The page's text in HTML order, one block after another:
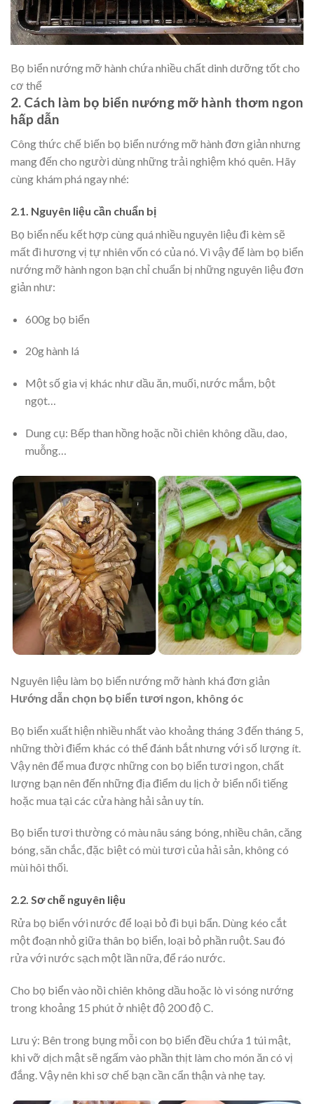
Bọ biển nướng mỡ hành chứa nhiều chất dinh dưỡng tốt cho
cơ thể
2. Cách làm bọ biển nướng mỡ hành thơm ngon
hấp dẫn
Công thức chế biến bọ biển nướng mỡ hành đơn giản nhưng
mang đến cho người dùng những trải nghiệm khó quên. Hãy
cùng khám phá ngay nhé:
2.1. Nguyên liệu cần chuẩn bị
Bọ biển nếu kết hợp cùng quá nhiều nguyên liệu đi kèm sẽ
mất đi hương vị tự nhiên vốn có của nó. Vì vậy để làm bọ biển
nướng mỡ hành ngon bạn chỉ chuẩn bị những nguyên liệu đơn
giản như:
600g bọ biển
20g hành lá
Một số gia vị khác như dầu ăn, muối, nước mắm, bột
ngọt…
Dung cụ: Bếp than hồng hoặc nồi chiên không dầu, dao,
muỗng…
Nguyên liệu làm bọ biển nướng mỡ hành khá đơn giản
Hướng dẫn chọn bọ biển tươi ngon, không óc
Bọ biển xuất hiện nhiều nhất vào khoảng tháng 3 đến tháng 5,
những thời điểm khác có thể đánh bắt nhưng với số lượng ít.
Vậy nên để mua được những con bọ biển tươi ngon, chất
lượng bạn nên đến những địa điểm du lịch ở biển nổi tiếng
hoặc mua tại các cửa hàng hải sản uy tín.
Bọ biển tươi thường có màu nâu sáng bóng, nhiều chân, căng
bóng, săn chắc, đặc biệt có mùi tươi của hải sản, không có
mùi hôi thối.
2.2. Sơ chế nguyên liệu
Rửa bọ biển với nước để loại bỏ đi bụi bẩn. Dùng kéo cắt
một đoạn nhỏ giữa thân bọ biển, loại bỏ phần ruột. Sau đó
rửa với nước sạch một lần nữa, để ráo nước.
Cho bọ biển vào nồi chiên không dầu hoặc lò vi sóng nướng
trong khoảng 15 phút ở nhiệt độ 200 độ C.
Lưu ý: Bên trong bụng mỗi con bọ biển đều chứa 1 túi mật,
khi vỡ dịch mật sẽ ngấm vào phần thịt làm cho món ăn có vị
đắng. Vậy nên khi sơ chế bạn cần cẩn thận và nhẹ tay.